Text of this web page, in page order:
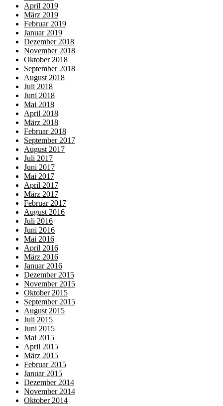
April 2019
März 2019
Februar 2019
Januar 2019
Dezember 2018
November 2018
Oktober 2018
September 2018
August 2018
Juli 2018
Juni 2018
Mai 2018
April 2018
März 2018
Februar 2018
September 2017
August 2017
Juli 2017
Juni 2017
Mai 2017
April 2017
März 2017
Februar 2017
August 2016
Juli 2016
Juni 2016
Mai 2016
April 2016
März 2016
Januar 2016
Dezember 2015
November 2015
Oktober 2015
September 2015
August 2015
Juli 2015
Juni 2015
Mai 2015
April 2015
März 2015
Februar 2015
Januar 2015
Dezember 2014
November 2014
Oktober 2014